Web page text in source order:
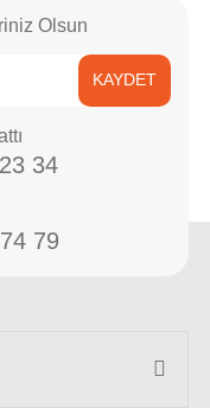
Olsun
KAYDET
34
79